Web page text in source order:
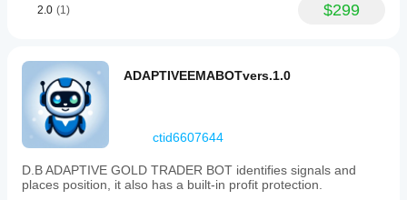
2.0 (1) $299
ADAPTIVEEMABOTvers.1.0
ctid6607644
D.B ADAPTIVE GOLD TRADER BOT identifies signals and
places position, it also has a built-in profit protection.